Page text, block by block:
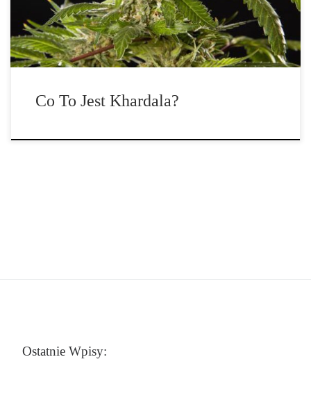
„kompozycję”. To trafne określenie, biorąc pod uwagę, że […]
Co To Jest Khardala?
Ostatnie Wpisy: